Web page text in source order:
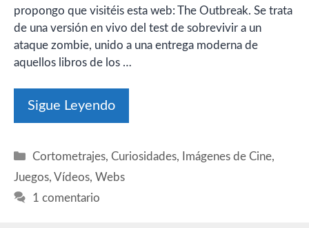
propongo que visitéis esta web: The Outbreak. Se trata
de una versión en vivo del test de sobrevivir a un
ataque zombie, unido a una entrega moderna de
aquellos libros de los …
Sigue Leyendo
Categorías
Cortometrajes,Curiosidades, Imágenes de Cine,
Juegos, Vídeos, Webs
1 comentario